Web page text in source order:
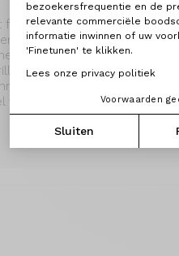
bezoekersfrequentie en de
relevante commerciële
informatie inwinnen of uw
'Finetunen' te klikken.
Lees onze privacy politiek
Voorwaarden
Sluiten
fietskader perfect af te
overtollig gewicht, maar
een constante dikte
zich gemakkelijker
verdelen. En dat extra